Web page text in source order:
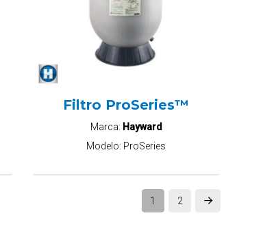
Filtro ProSeries™
Marca: Hayward
Modelo: ProSeries
1 2 Next